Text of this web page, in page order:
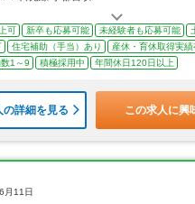
可 新卒も応募可能 未経験者も応募可能
住宅補助（手当）あり 産休・育休取得実績
1～9 積極採用中 年間休日120日以上
の詳細を見る この求人に興
月11日